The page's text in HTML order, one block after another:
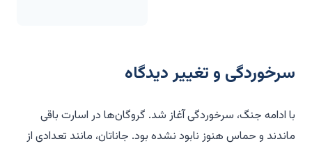
سرخوردگی و تغییر دیدگاه
با ادامه جنگ، سرخوردگی آغاز شد. گروگان‌ها در اسارت باقی
ماندند و حماس هنوز نابود نشده بود. جاناتان، مانند تعدادی از